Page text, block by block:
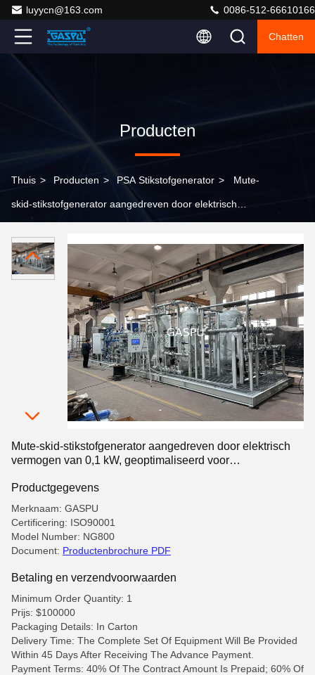
luyycn@163.com 0086-512-66610166
Chatten
Producten
Thuis > Producten > PSA Stikstofgenerator > Mute-
skid-stikstofgenerator aangedreven door elektrisch
stikstofproductie in industriële omgevingen
Mute-skid-stikstofgenerator aangedreven door elektrisch
vermogen van 0,1 kW, geoptimaliseerd voor
Productgegevens
Merknaam: GASPU
Certificering: ISO90001
Model Number: NG800
Document: Productenbrochure PDF
Betaling en verzendvoorwaarden
Minimum Order Quantity: 1
Prijs: $100000
Packaging Details: In Carton
Delivery Time: The Complete Set Of Equipment Will Be Provided
Within 45 Days After Receiving The Advance Payment.
Payment Terms: 40% Of The Contract Amount Is Prepaid; 60% Of